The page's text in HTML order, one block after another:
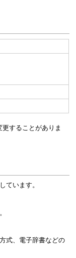
することがありま
ています。
式、電子辞書などの